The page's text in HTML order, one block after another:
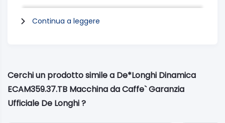
sfioramento retroilluminati e icone per un facile
utilizzo;
Spegnimento automatico programmabile;
Peso (Kg): 9,5
Doppio +: ✓
Voltaggio/Frequenza (V~Hz): 230~50
Potenza (W): 1450
Colore: Silver e nero
Continua a leggere
Cerchi un prodotto simile a De*Longhi Dinamica
ECAM359.37.TB Macchina da Caffe` Garanzia
Ufficiale De Longhi ?